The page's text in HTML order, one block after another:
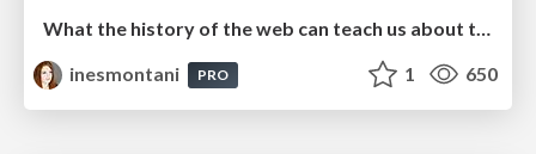
What the history of the web can teach us about the future of AI
inesmontani
PRO 1 650